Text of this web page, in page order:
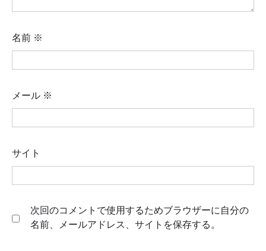
名前 ※
メール ※
サイト
次回のコメントで使用するためブラウザーに自分の
名前、メールアドレス、サイトを保存する。